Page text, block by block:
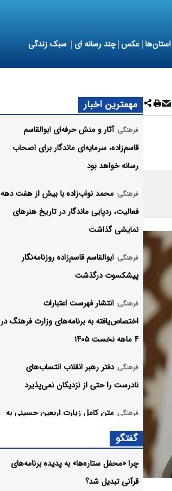
استان‌ها عکس چند رسانه ای سبک زندگی
مهمترین اخبار
فرهنگی: آثار و منش حرفه‌ای ابوالقاسم
قاسم‌زاده، سرمایه‌ای ماندگار برای اصحاب
رسانه خواهد بود
فرهنگی: محمد نواب‌زاده با بیش از هفت دهه
فعالیت، ردپایی ماندگار در تاریخ هنرهای
نمایشی گذاشت
فرهنگی: ابوالقاسم قاسم‌زاده روزنامه‌نگار
پیشکسوت درگذشت
فرهنگی: انتشار فهرست اعتبارات
اختصاص‌یافته به برنامه‌های وزارت فرهنگ در
۴ ماهه نخست ۱۴۰۵
فرهنگی: دفتر رهبر انقلاب انتساب‌های
نادرست را حتی از نزدیکان نمی‌پذیرد
فرهنگی: متن کامل زیارت اربعین حسینی به
همراه ترجمه +صوت
صوت:
دانلود زیارت جامعه کبیره با صدای علی
فانی
گفتگو
چرا «محفل ستاره‌ها» به پدیده برنامه‌های
قرآنی تبدیل شد؟